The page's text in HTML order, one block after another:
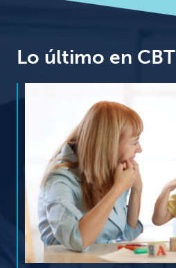
Lo último en CBT